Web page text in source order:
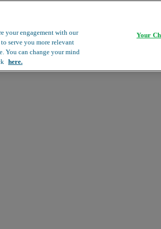
your engagement with our
serve you more relevant
You can change your mind
here.
Your